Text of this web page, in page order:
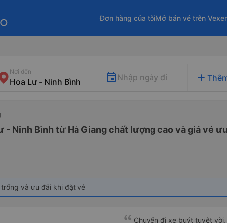
info
Đơn hàng của tôiMở bán vé trên
Nơi đến
Nhập ngày đi add
- Ninh Bình từ Hà Giang chất lượng cao và giá vé
và ưu đãi khi đặt vé
Chuyến đi xe buýt tuyệt